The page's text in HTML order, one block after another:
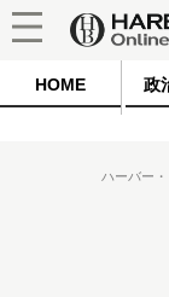
HOME 政
ハーバー